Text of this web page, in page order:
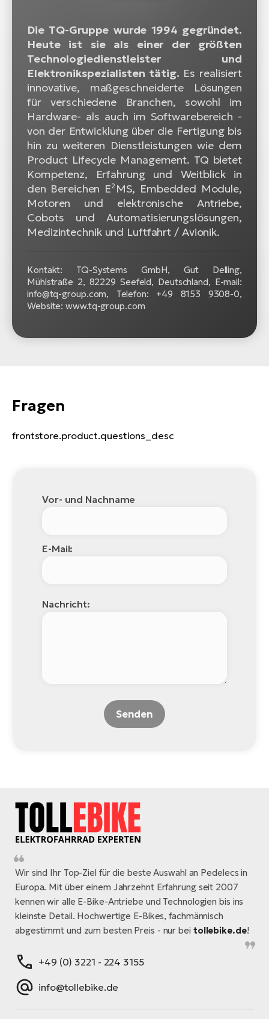
Die TQ-Gruppe wurde 1994 gegründet.
Heute ist sie als einer der größten
Technologiedienstleister und
Elektronikspezialisten tätig. Es realisiert
innovative, maßgeschneiderte Lösungen
für verschiedene Branchen, sowohl im
Hardware- als auch im Softwarebereich -
von der Entwicklung über die Fertigung bis
hin zu weiteren Dienstleistungen wie dem
Product Lifecycle Management. TQ bietet
Kompetenz, Erfahrung und Weitblick in
den Bereichen E²MS, Embedded Module,
Motoren und elektronische Antriebe,
Cobots und Automatisierungslösungen,
Medizintechnik und Luftfahrt / Avionik.
Kontakt: TQ-Systems GmbH, Gut Delling,
Mühlstraße 2, 82229 Seefeld, Deutschland, E-mail:
info@tq-group.com, Telefon: +49 8153 9308-0,
Website: www.tq-group.com
Fragen
frontstore.product.questions_desc
Vor- und Nachname
E-Mail:
Nachricht:
Senden
Wir sind Ihr Top-Ziel für die beste Auswahl an Pedelecs in
Europa. Mit über einem Jahrzehnt Erfahrung seit 2007
kennen wir alle E-Bike-Antriebe und Technologien bis ins
kleinste Detail. Hochwertige E-Bikes, fachmännisch
abgestimmt und zum besten Preis - nur bei tollebike.de!
+49 (0) 3221 - 224 3155
info@tollebike.de